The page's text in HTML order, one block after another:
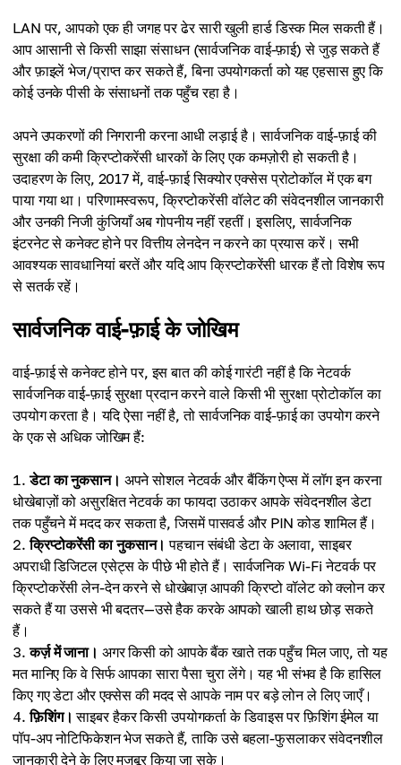
LAN पर, आपको एक ही जगह पर ढेर सारी खुली हार्ड डिस्क मिल सकती हैं।
आप आसानी से किसी साझा संसाधन (सार्वजनिक वाई-फ़ाई) से जुड़ सकते हैं
और फ़ाइलें भेज/प्राप्त कर सकते हैं, बिना उपयोगकर्ता को यह एहसास हुए कि
कोई उनके पीसी के संसाधनों तक पहुँच रहा है।
अपने उपकरणों की निगरानी करना आधी लड़ाई है। सार्वजनिक वाई-फ़ाई की
सुरक्षा की कमी क्रिप्टोकरेंसी धारकों के लिए एक कमज़ोरी हो सकती है।
उदाहरण के लिए, 2017 में, वाई-फ़ाई सिक्योर एक्सेस प्रोटोकॉल में एक बग
पाया गया था। परिणामस्वरूप, क्रिप्टोकरेंसी वॉलेट की संवेदनशील जानकारी
और उनकी निजी कुंजियाँ अब गोपनीय नहीं रहतीं। इसलिए, सार्वजनिक
इंटरनेट से कनेक्ट होने पर वित्तीय लेनदेन न करने का प्रयास करें। सभी
आवश्यक सावधानियां बरतें और यदि आप क्रिप्टोकरेंसी धारक हैं तो विशेष रूप
से सतर्क रहें।
सार्वजनिक वाई-फ़ाई के जोखिम
वाई-फ़ाई से कनेक्ट होने पर, इस बात की कोई गारंटी नहीं है कि नेटवर्क
सार्वजनिक वाई-फ़ाई सुरक्षा प्रदान करने वाले किसी भी सुरक्षा प्रोटोकॉल का
उपयोग करता है। यदि ऐसा नहीं है, तो सार्वजनिक वाई-फ़ाई का उपयोग करने
के एक से अधिक जोखिम हैं:
डेटा का नुकसान। अपने सोशल नेटवर्क और बैंकिंग ऐप्स में लॉग इन करना
धोखेबाज़ों को असुरक्षित नेटवर्क का फायदा उठाकर आपके संवेदनशील डेटा
तक पहुँचने में मदद कर सकता है, जिसमें पासवर्ड और PIN कोड शामिल हैं।
क्रिप्टोकरेंसी का नुकसान। पहचान संबंधी डेटा के अलावा, साइबर
अपराधी डिजिटल एसेट्स के पीछे भी होते हैं। सार्वजनिक Wi-Fi नेटवर्क पर
क्रिप्टोकरेंसी लेन-देन करने से धोखेबाज़ आपकी क्रिप्टो वॉलेट को क्लोन कर
सकते हैं या उससे भी बदतर—उसे हैक करके आपको खाली हाथ छोड़ सकते
हैं।
कर्ज़ में जाना। अगर किसी को आपके बैंक खाते तक पहुँच मिल जाए, तो यह
मत मानिए कि वे सिर्फ आपका सारा पैसा चुरा लेंगे। यह भी संभव है कि हासिल
किए गए डेटा और एक्सेस की मदद से आपके नाम पर बड़े लोन ले लिए जाएँ।
फ़िशिंग। साइबर हैकर किसी उपयोगकर्ता के डिवाइस पर फ़िशिंग ईमेल या
पॉप-अप नोटिफिकेशन भेज सकते हैं, ताकि उसे बहला-फुसलाकर संवेदनशील
जानकारी देने के लिए मजबूर किया जा सके।